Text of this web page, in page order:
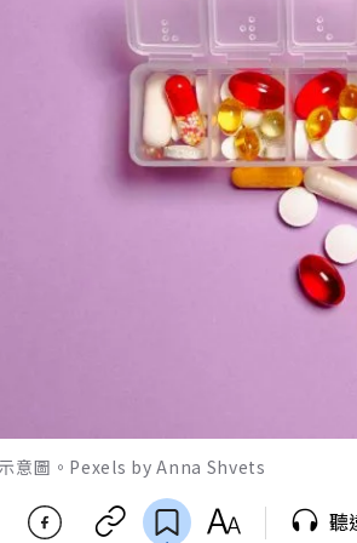
意圖。Pexels by Anna Shvets
聽